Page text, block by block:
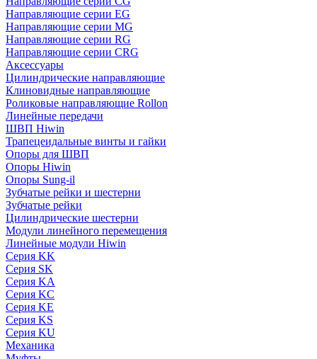
Направляющие серии EG
Направляющие серии MG
Направляющие серии RG
Направляющие серии CRG
Аксессуары
Цилиндрические направляющие
Клиновидные направляющие
Роликовые направляющие Rollon
Линейные передачи
ШВП Hiwin
Трапецеидальные винты и гайки
Опоры для ШВП
Опоры Hiwin
Опоры Sung-il
Зубчатые рейки и шестерни
Зубчатые рейки
Цилиндрические шестерни
Модули линейного перемещения
Линейные модули Hiwin
Серия KK
Серия SK
Серия KA
Серия KC
Серия KE
Серия KS
Серия KU
Механика